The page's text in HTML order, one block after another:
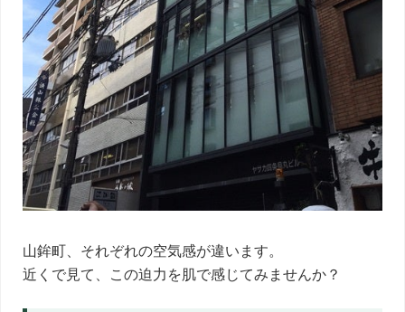
山鉾町、それぞれの空気感が違います。
近くで見て、この迫力を肌で感じてみませんか？